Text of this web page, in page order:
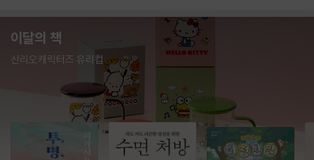
이달의 책
산리오캐릭터즈 유리컵